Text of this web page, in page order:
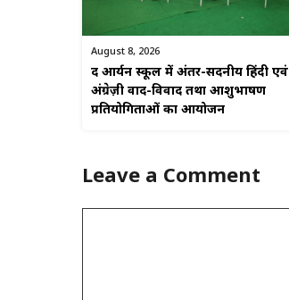
August 8, 2026
द आर्यन स्कूल में अंतर-सदनीय हिंदी एवं
अंग्रेज़ी वाद-विवाद तथा आशुभाषण
प्रतियोगिताओं का आयोजन
Leave a Comment